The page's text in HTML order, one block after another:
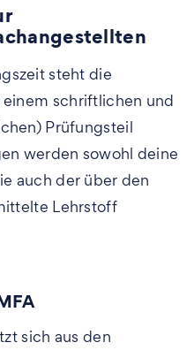
steht die
schriftlichen und
Prüfungsteil
werden sowohl deine
auch der über den
Lehrstoff
sich aus den